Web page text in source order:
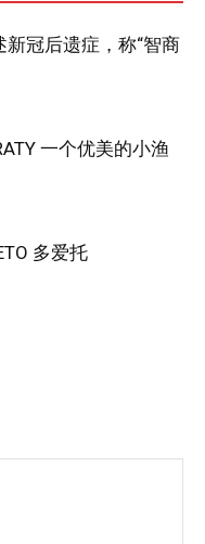
冠后遗症，称“智商
一个优美的小渔
多爱托